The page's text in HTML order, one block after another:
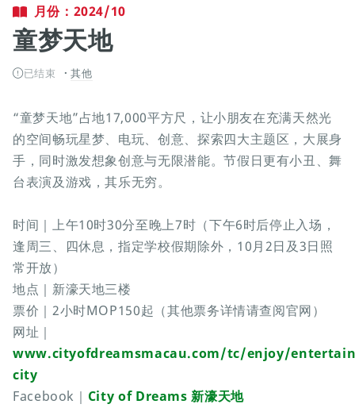
月份：2024/10
童梦天地
已结束 其他
“童梦天地”占地17,000平方尺，让小朋友在充满天然光
的空间畅玩星梦、电玩、创意、探索四大主题区，大展身
手，同时激发想象创意与无限潜能。节假日更有小丑、舞
台表演及游戏，其乐无穷。
时间｜上午10时30分至晚上7时（下午6时后停止入场，
逢周三、四休息，指定学校假期除外，10月2日及3日照
常开放）
地点｜新濠天地三楼
票价｜2小时MOP150起（其他票务详情请查阅官网）
网址｜
www.cityofdreamsmacau.com/tc/enjoy/
city
Facebook｜ City of Dreams 新濠天地